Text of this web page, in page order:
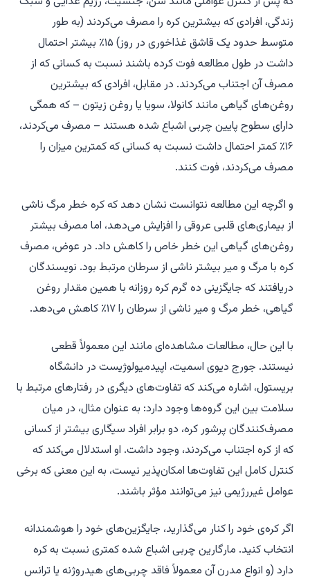
زندگی، افرادی که بیشترین کره را مصرف می‌کردند (به طور
متوسط حدود یک قاشق غذاخوری در روز) ۱۵٪ بیشتر احتمال
داشت در طول مطالعه فوت کرده باشند نسبت به کسانی که از
مصرف آن اجتناب می‌کردند. در مقابل، افرادی که بیشترین
روغن‌های گیاهی مانند کانولا، سویا یا روغن زیتون – که همگی
دارای سطوح پایین چربی اشباع شده هستند – مصرف می‌کردند،
۱۶٪ کمتر احتمال داشت نسبت به کسانی که کمترین میزان را
مصرف می‌کردند، فوت کنند.
و اگرچه این مطالعه نتوانست نشان دهد که کره خطر مرگ ناشی
از بیماری‌های قلبی عروقی را افزایش می‌دهد، اما مصرف بیشتر
روغن‌های گیاهی این خطر خاص را کاهش داد. در عوض، مصرف
کره با مرگ و میر بیشتر ناشی از سرطان مرتبط بود. نویسندگان
دریافتند که جایگزینی ده گرم کره روزانه با همین مقدار روغن
گیاهی، خطر مرگ و میر ناشی از سرطان را ۱۷٪ کاهش می‌دهد.
با این حال، مطالعات مشاهده‌ای مانند این معمولاً قطعی
نیستند. جورج دیوی اسمیت، اپیدمیولوژیست در دانشگاه
بریستول، اشاره می‌کند که تفاوت‌های دیگری در رفتارهای مرتبط با
سلامت بین این گروه‌ها وجود دارد: به عنوان مثال، در میان
مصرف‌کنندگان پرشور کره، دو برابر افراد سیگاری بیشتر از کسانی
که از کره اجتناب می‌کردند، وجود داشت. او استدلال می‌کند که
کنترل کامل این تفاوت‌ها امکان‌پذیر نیست، به این معنی که برخی
عوامل غیررژیمی نیز می‌توانند مؤثر باشند.
اگر کره‌ی خود را کنار می‌گذارید، جایگزین‌های خود را هوشمندانه
انتخاب کنید. مارگارین چربی اشباع شده کمتری نسبت به کره
دارد (و انواع مدرن آن معمولاً فاقد چربی‌های هیدروژنه یا ترانس